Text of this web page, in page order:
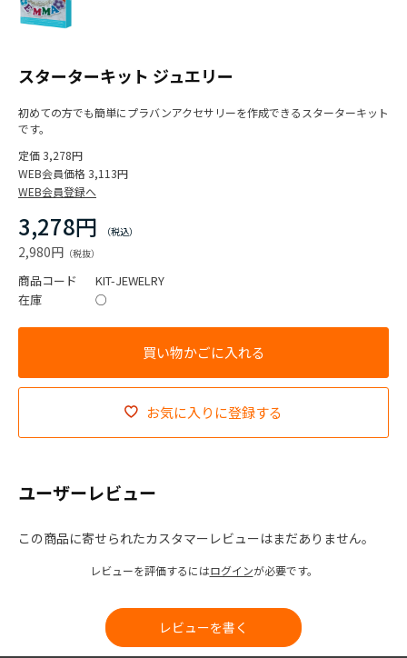
スターターキット ジュエリー
初めての方でも簡単にプラバンアクセサリーを作成できるスターターキット
です。
3,278円
2,980円
商品コード
KIT-JEWELRY
在庫
○
定価3,278円
WEB会員価格 3,113円
WEB会員登録へ
お気に入りに登録する
ユーザーレビュー
この商品に寄せられたカスタマーレビューはまだありません。
レビューを評価するにはログインが必要です。
レビューを書く